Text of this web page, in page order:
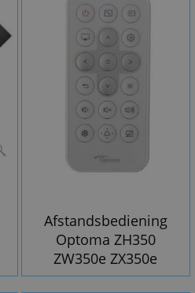
Afstandsbediening
Optoma ZH350
ZW350e ZX350e